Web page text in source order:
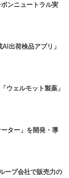
ンニュートラル実
出荷検品アプリ」
ウェルモット製薬」
ター」を開発・導
ープ会社で販売力の